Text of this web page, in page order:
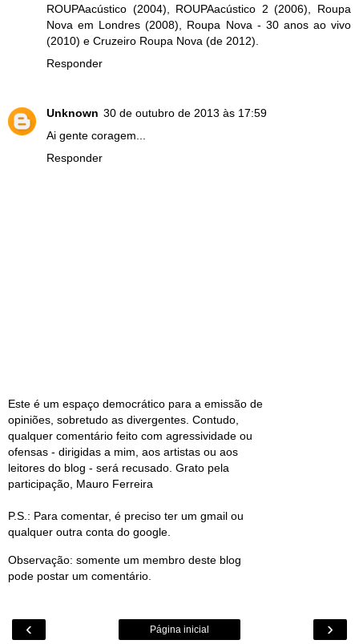
ROUPAacústico (2004), ROUPAacústico 2 (2006), Roupa
Nova em Londres (2008), Roupa Nova - 30 anos ao vivo
(2010) e Cruzeiro Roupa Nova (de 2012).
Responder
Unknown 30 de outubro de 2013 às 17:59
Ai gente coragem...
Responder
Este é um espaço democrático para a emissão de
opiniões, sobretudo as divergentes. Contudo,
qualquer comentário feito com agressividade ou
ofensas - dirigidas a mim, aos artistas ou aos
leitores do blog - será recusado. Grato pela
participação, Mauro Ferreira
P.S.: Para comentar, é preciso ter um gmail ou
qualquer outra conta do google.
Observação: somente um membro deste blog
pode postar um comentário.
‹ ›
Página inicial